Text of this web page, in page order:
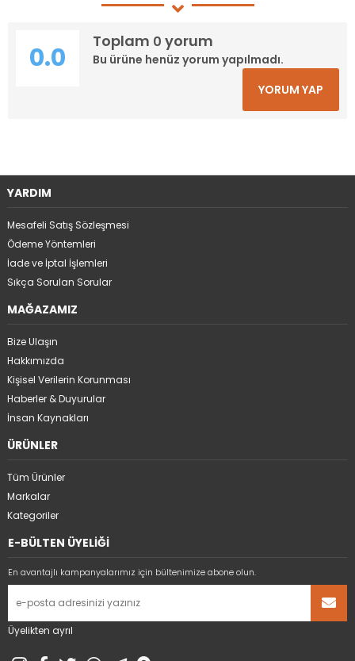
Toplam 0 yorum
Bu ürüne henüz yorum yapılmadı.
0.0
YORUM YAP
YARDIM
Mesafeli Satış Sözleşmesi
Ödeme Yöntemleri
İade ve İptal İşlemleri
Sıkça Sorulan Sorular
MAĞAZAMIZ
Bize Ulaşın
Hakkımızda
Kişisel Verilerin Korunması
Haberler & Duyurular
İnsan Kaynakları
ÜRÜNLER
Tüm Ürünler
Markalar
Kategoriler
E-BÜLTEN ÜYELİĞİ
En avantajlı kampanyalarımız için bültenimize abone olun.
Üyelikten ayrıl